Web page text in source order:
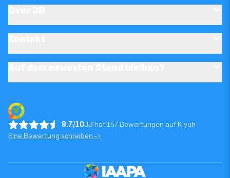
9.7/10JB hat 157 Bewertungen auf Kiyoh
Eine Bewertung schreiben ->